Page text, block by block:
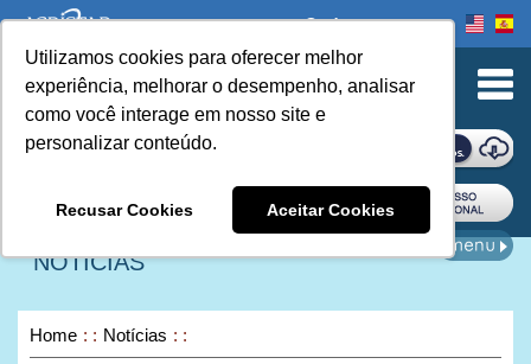
Utilizamos cookies para oferecer melhor
experiência, melhorar o desempenho, analisar
como você interage em nosso site e
personalizar conteúdo.
Recusar Cookies Aceitar Cookies
to Content
Onde comprar
ONDE COMPRAR
NOTÍCIAS
Home Notícias